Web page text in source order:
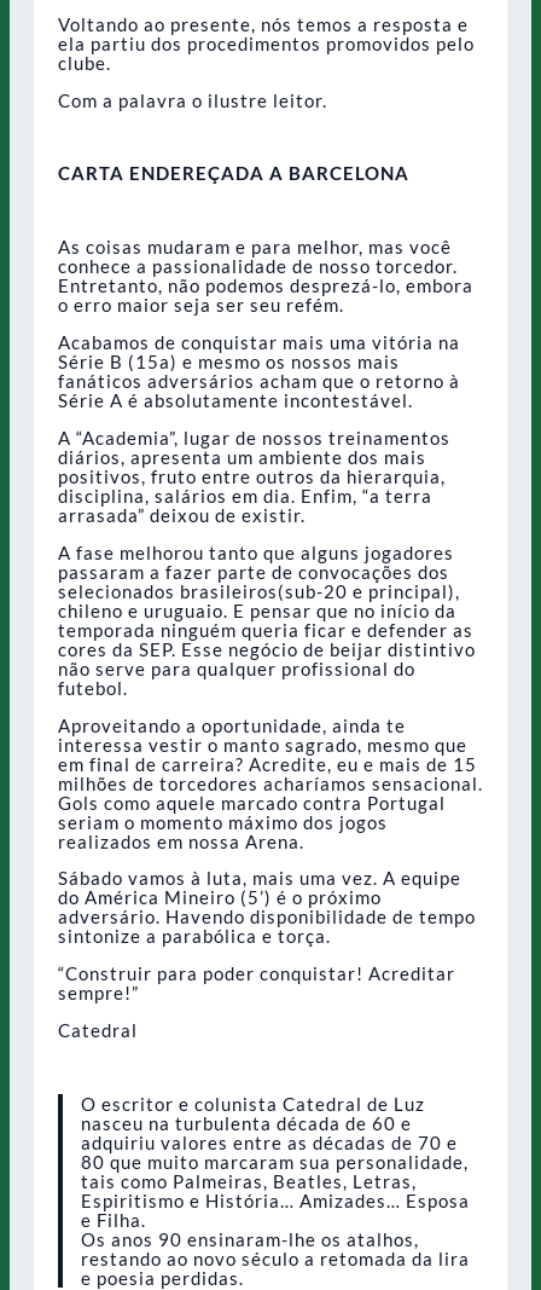
Voltando ao presente, nós temos a resposta e
ela partiu dos procedimentos promovidos pelo
clube.
Com a palavra o ilustre leitor.
CARTA ENDEREÇADA A BARCELONA
As coisas mudaram e para melhor, mas você
conhece a passionalidade de nosso torcedor.
Entretanto, não podemos desprezá-lo, embora
o erro maior seja ser seu refém.
Acabamos de conquistar mais uma vitória na
Série B (15a) e mesmo os nossos mais
fanáticos adversários acham que o retorno à
Série A é absolutamente incontestável.
A “Academia”, lugar de nossos treinamentos
diários, apresenta um ambiente dos mais
positivos, fruto entre outros da hierarquia,
disciplina, salários em dia. Enfim, “a terra
arrasada” deixou de existir.
A fase melhorou tanto que alguns jogadores
passaram a fazer parte de convocações dos
selecionados brasileiros(sub-20 e principal),
chileno e uruguaio. E pensar que no início da
temporada ninguém queria ficar e defender as
cores da SEP. Esse negócio de beijar distintivo
não serve para qualquer profissional do
futebol.
Aproveitando a oportunidade, ainda te
interessa vestir o manto sagrado, mesmo que
em final de carreira? Acredite, eu e mais de 15
milhões de torcedores acharíamos sensacional.
Gols como aquele marcado contra Portugal
seriam o momento máximo dos jogos
realizados em nossa Arena.
Sábado vamos à luta, mais uma vez. A equipe
do América Mineiro (5’) é o próximo
adversário. Havendo disponibilidade de tempo
sintonize a parabólica e torça.
“Construir para poder conquistar! Acreditar
sempre!”
Catedral
O escritor e colunista Catedral de Luz
nasceu na turbulenta década de 60 e
adquiriu valores entre as décadas de 70 e
80 que muito marcaram sua personalidade,
tais como Palmeiras, Beatles, Letras,
Espiritismo e História… Amizades… Esposa
e Filha.
Os anos 90 ensinaram-lhe os atalhos,
restando ao novo século a retomada da lira
e poesia perdidas.